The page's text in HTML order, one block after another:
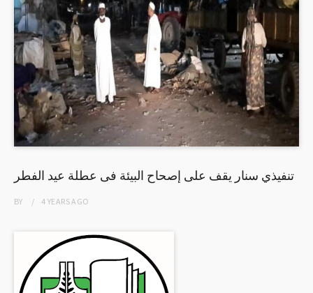
تنفيذي سنار يقف على إصحاح البيئة فى عطلة عيد الفطر
BY 4 YEARSAGO